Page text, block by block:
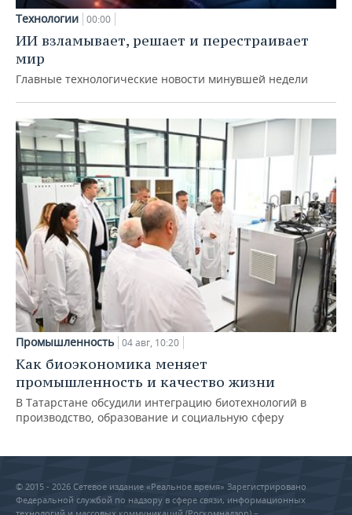
Технологии 00:00
ИИ взламывает, решает и перестраивает
мир
Главные технологические новости минувшей недели
Промышленность 04 авг, 10:20
Как биоэкономика меняет
промышленность и качество жизни
В Татарстане обсудили интеграцию биотехнологий в
производство, образование и социальную сферу
© 2015 - 2026 Сетевое издание «Реальное время» Зарегистрировано
Федеральной службой по надзору в сфере связи, информационных